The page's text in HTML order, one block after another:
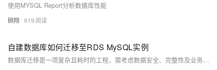
使用MYSQL Report分析数据库性能
顾翔 619
自建数据库如何迁移至RDS MySQL实例
数据库迁移是一项复杂且耗时的工程，需考虑数据安全、完整性及业务中断影响。使用阿里云数据传输服务DTS，可快速、平滑完成迁移任务，将应用停机时间降至分钟级。您还可通过全量备份自建数据库并恢复至RDS MySQL实例，实现间接迁移上云。